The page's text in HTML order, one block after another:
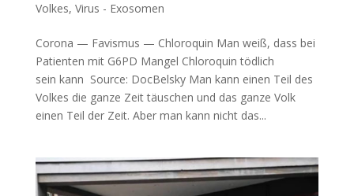
Volkes, Virus - Exosomen
Corona — Favismus — Chloroquin Man weiß, dass bei
Pati­en­ten mit G6PD Man­gel Chlo­ro­quin töd­lich
sein kann Source: Doc­Belsky Man kann einen Teil des
Vol­kes die gan­ze Zeit täu­schen und das gan­ze Volk
einen Teil der Zeit. Aber man kann nicht das...